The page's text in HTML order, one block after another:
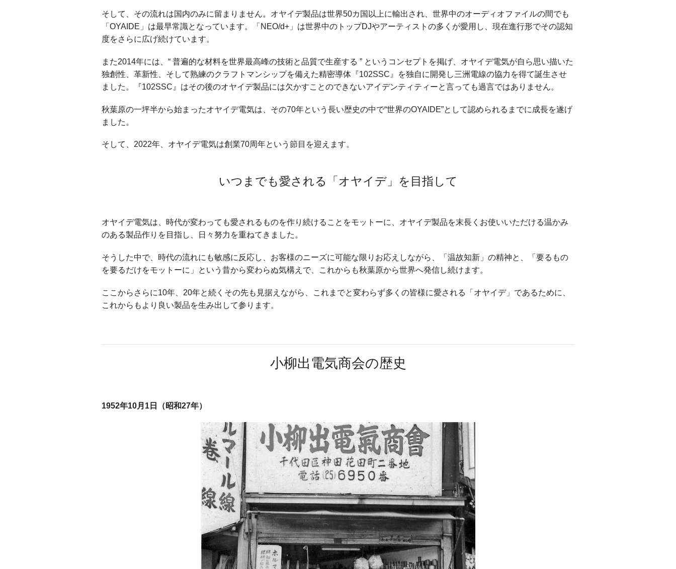
そして、その流れは国内のみに留まりません。オヤイデ製品は世界50カ国以上に輸出され、世界中のオーディオファイルの間でも
「OYAIDE」は最早常識となっています。「NEO/d+」は世界中のトップDJやアーティストの多くが愛用し、現在進行形でその認知
度をさらに広げ続けています。
また2014年には、“ 普遍的な材料を世界最高峰の技術と品質で生産する ” というコンセプトを掲げ、オヤイデ電気が自ら思い描いた
独創性、革新性、そして熟練のクラフトマンシップを備えた精密導体『102SSC』を独自に開発し三洲電線の協力を得て誕生させ
ました。『102SSC』はその後のオヤイデ製品には欠かすことのできないアイデンティティーと言っても過言ではありません。
秋葉原の一坪半から始まったオヤイデ電気は、その70年という長い歴史の中で“世界のOYAIDE”として認められるまでに成長を遂げ
ました。
そして、2022年、オヤイデ電気は創業70周年という節目を迎えます。
いつまでも愛される「オヤイデ」を目指して
オヤイデ電気は、時代が変わっても愛されるものを作り続けることをモットーに、オヤイデ製品を末長くお使いいただける温かみ
のある製品作りを目指し、日々努力を重ねてきました。
そうした中で、時代の流れにも敏感に反応し、お客様のニーズに可能な限りお応えしながら、「温故知新」の精神と、「要るもの
を要るだけをモットーに」という昔から変わらぬ気構えで、これからも秋葉原から世界へ発信し続けます。
ここからさらに10年、20年と続くその先も見据えながら、これまでと変わらず多くの皆様に愛される「オヤイデ」であるために、
これからもより良い製品を生み出して参ります。
小柳出電気商会の歴史
1952年10月1日（昭和27年）